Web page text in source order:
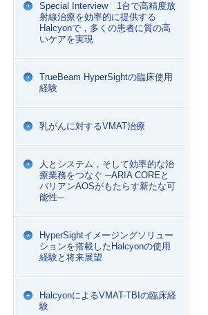
Special Interview 1台で高精度放
射線治療を効率的に提供する
Halcyonで，多くの患者に質の高
いケアを実現
TrueBeam HyperSightの臨床使用
経験
乳がんに対するVMAT治療
人とシステム，そして効率的な治
療業務をつなぐ ─ARIA COREと
バリアンAOSがもたらす新たな可
能性─
HyperSightイメージングソリュー
ションを搭載したHalcyonの使用
経験と将来展望
HalcyonによるVMAT-TBIの臨床経
験